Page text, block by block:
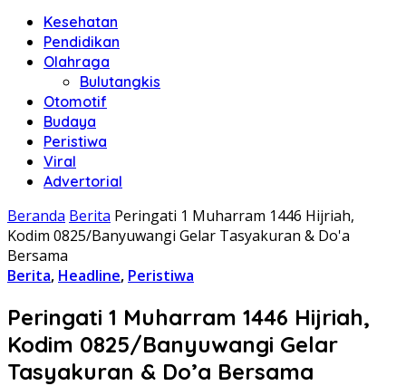
Kesehatan
Pendidikan
Olahraga
Bulutangkis
Otomotif
Budaya
Peristiwa
Viral
Advertorial
Beranda Berita Peringati 1 Muharram 1446 Hijriah,
Kodim 0825/Banyuwangi Gelar Tasyakuran & Do'a
Bersama
Berita, Headline, Peristiwa
Peringati 1 Muharram 1446 Hijriah,
Kodim 0825/Banyuwangi Gelar
Tasyakuran & Do’a Bersama